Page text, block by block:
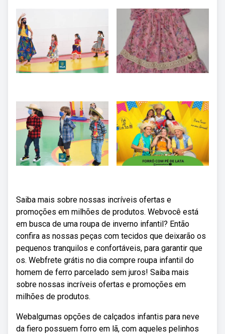
Saiba mais sobre nossas incríveis ofertas e
promoções em milhões de produtos. Webvocê está
em busca de uma roupa de inverno infantil? Então
confira as nossas peças com tecidos que deixarão os
pequenos tranquilos e confortáveis, para garantir que
os. Webfrete grátis no dia compre roupa infantil do
homem de ferro parcelado sem juros! Saiba mais
sobre nossas incríveis ofertas e promoções em
milhões de produtos.
Webalgumas opções de calçados infantis para neve
da fiero possuem forro em lã, com aqueles pelinhos